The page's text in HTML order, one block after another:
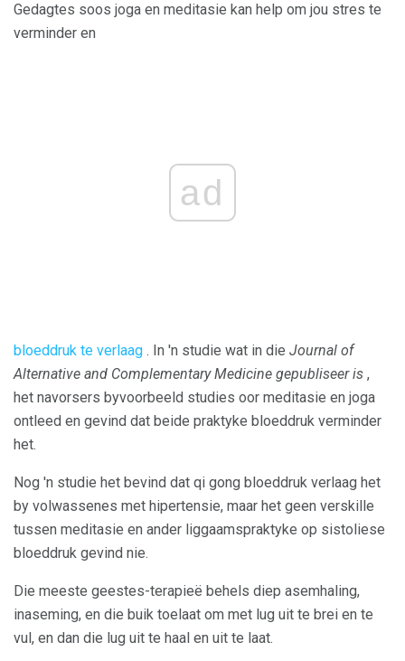
Gedagtes soos joga en meditasie kan help om jou stres te
verminder en
ad
bloeddruk te verlaag . In 'n studie wat in die Journal of
Alternative and Complementary Medicine gepubliseer is ,
het navorsers byvoorbeeld studies oor meditasie en joga
ontleed en gevind dat beide praktyke bloeddruk verminder
het.
Nog 'n studie het bevind dat qi gong bloeddruk verlaag het
by volwassenes met hipertensie, maar het geen verskille
tussen meditasie en ander liggaamspraktyke op sistoliese
bloeddruk gevind nie.
Die meeste geestes-terapieë behels diep asemhaling,
inaseming, en die buik toelaat om met lug uit te brei en te
vul, en dan die lug uit te haal en uit te laat.